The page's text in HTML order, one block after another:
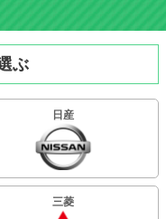
ぶ
日産
三菱